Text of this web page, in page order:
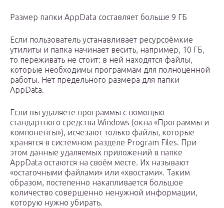
Размер папки AppData составляет больше 9 ГБ
Если пользователь устанавливает ресурсоёмкие
утилиты и папка начинает весить, например, 10 ГБ,
то переживать не стоит: в ней находятся файлы,
которые необходимы программам для полноценной
работы. Нет предельного размера для папки
AppData.
Если вы удаляете программы с помощью
стандартного средства Windows (окна «Программы и
компоненты»), исчезают только файлы, которые
хранятся в системном разделе Program Files. При
этом данные удаляемых приложений в папке
AppData остаются на своём месте. Их называют
«остаточными файлами» или «хвостами». Таким
образом, постепенно накапливается большое
количество совершенно ненужной информации,
которую нужно убирать.